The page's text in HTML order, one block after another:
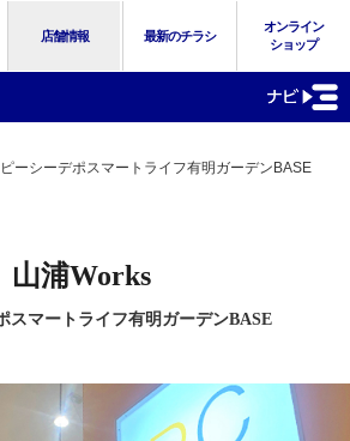
店舗情報 最新のチラシ
オンライン
ショップ
ピーシーデポスマートライフ有明ガーデンBASE
山浦Works
スマートライフ有明ガーデンBASE